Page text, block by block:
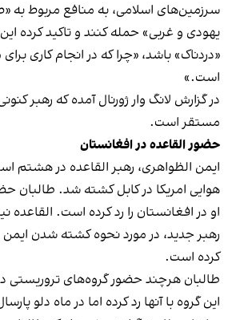
سرزمین‌های اسلامی، به منافع مربوط
یهودی و غربی» حمله کنند و تاکید کرده
«دردناک» باشد، «چرا که در انجام کاری برای
است.»
در گزارش لانگ وار ژورنال آمده که رهبر
مستقر است.
حضور القاعده در افغانستان
هوایی امریکا در کابل کشته شد. طالبان
او در افغانستان را رد کرده است. القاعده
رهبر جدید، در مورد نحوه کشته شدن
کرده است.
طالبان هرچند حضور گروه‌های تروریستی
این گروه با آنها رد کرده اما در ماه دلو